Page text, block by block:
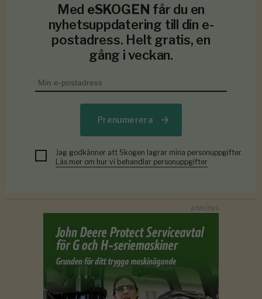
Med eSKOGEN får du en
nyhetsuppdatering till din e-
postadress. Helt gratis, en
gång i veckan.
Prenumerera
Jag godkänner att Skogen lagrar mina personuppgifter.
Läs mer om hur vi behandlar personuppgifter